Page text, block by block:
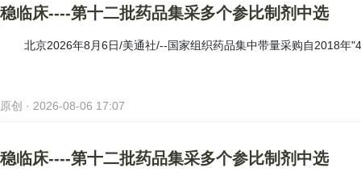
稳临床----第十二批药品集采多个参比制剂中选
北京2026年8月6日/美通社/--国家组织药品集中带量采购自2018年
原创 · 2026-08-06 17:07
稳临床----第十二批药品集采多个参比制剂中选